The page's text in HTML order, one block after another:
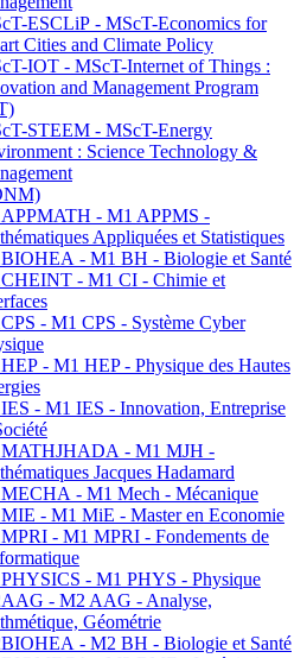
ESCLiP - MScT-Economics for
Cities and Climate Policy
IOT - MScT-Internet of Things :
and Management Program
STEEM - MScT-Energy
: Science Technology &
- M1 APPMS -
Appliquées et Statistiques
- M1 BH - Biologie et Santé
- M1 CI - Chimie et
- M1 CPS - Système Cyber
- M1 HEP - Physique des Hautes
- M1 IES - Innovation, Entreprise
- M1 MJH -
Jacques Hadamard
- M1 Mech - Mécanique
- M1 MiE - Master en Economie
- M1 MPRI - Fondements de
- M1 PHYS - Physique
- M2 AAG - Analyse,
Géométrie
- M2 BH - Biologie et Santé